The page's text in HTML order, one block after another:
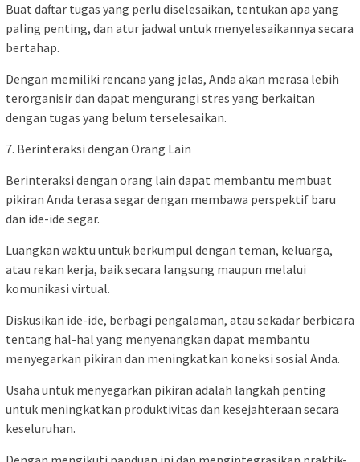
Buat daftar tugas yang perlu diselesaikan, tentukan apa yang
paling penting, dan atur jadwal untuk menyelesaikannya secara
bertahap.
Dengan memiliki rencana yang jelas, Anda akan merasa lebih
terorganisir dan dapat mengurangi stres yang berkaitan
dengan tugas yang belum terselesaikan.
7. Berinteraksi dengan Orang Lain
Berinteraksi dengan orang lain dapat membantu membuat
pikiran Anda terasa segar dengan membawa perspektif baru
dan ide-ide segar.
Luangkan waktu untuk berkumpul dengan teman, keluarga,
atau rekan kerja, baik secara langsung maupun melalui
komunikasi virtual.
Diskusikan ide-ide, berbagi pengalaman, atau sekadar berbicara
tentang hal-hal yang menyenangkan dapat membantu
menyegarkan pikiran dan meningkatkan koneksi sosial Anda.
Usaha untuk menyegarkan pikiran adalah langkah penting
untuk meningkatkan produktivitas dan kesejahteraan secara
keseluruhan.